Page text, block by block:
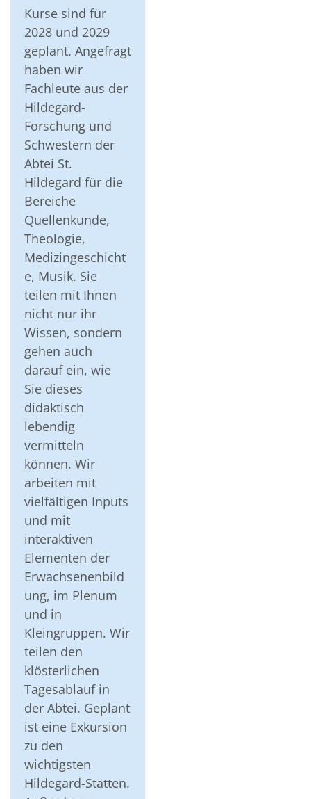
Kurse sind für
2028 und 2029
geplant. Angefragt
haben wir
Fachleute aus der
Hildegard-
Forschung und
Schwestern der
Abtei St.
Hildegard für die
Bereiche
Quellenkunde,
Theologie,
Medizingeschicht
e, Musik. Sie
teilen mit Ihnen
nicht nur ihr
Wissen, sondern
gehen auch
darauf ein, wie
Sie dieses
didaktisch
lebendig
vermitteln
können. Wir
arbeiten mit
vielfältigen Inputs
und mit
interaktiven
Elementen der
Erwachsenenbild
ung, im Plenum
und in
Kleingruppen. Wir
teilen den
klösterlichen
Tagesablauf in
der Abtei. Geplant
ist eine Exkursion
zu den
wichtigsten
Hildegard-Stätten.